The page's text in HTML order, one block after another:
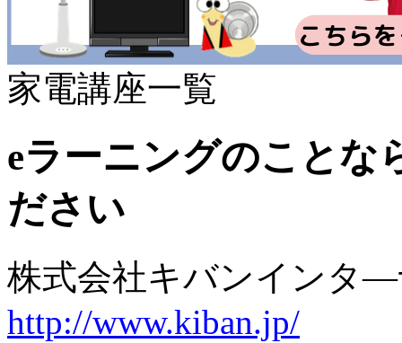
家電講座一覧
eラーニングのことな
ださい
株式会社キバンイン
http://www.kiban.jp/